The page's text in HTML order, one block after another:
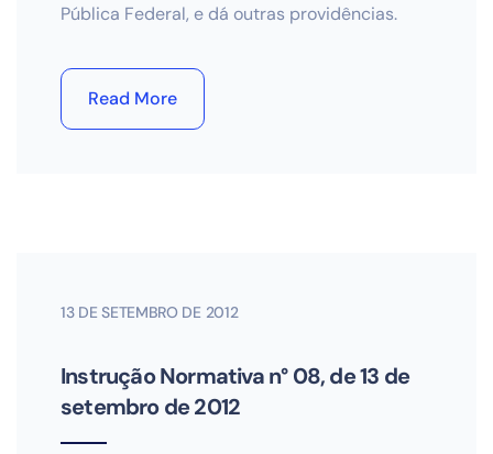
Pública Federal, e dá outras providências.
Read More
13 DE SETEMBRO DE 2012
Instrução Normativa n° 08, de 13 de
setembro de 2012